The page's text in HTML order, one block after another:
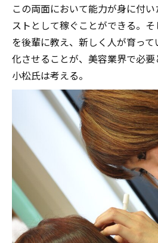
この両面において能力が身に付
ストとして稼ぐことができる。
を後輩に教え、新しく人が育っ
化させることが、美容業界で必
小松氏は考える。